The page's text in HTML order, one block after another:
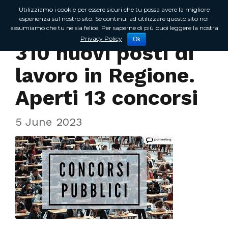
In Regione
310 nuovi posti di
lavoro in Regione.
Aperti 13 concorsi
5 June 2023
Utilizziamo i cookie per essere sicuri che tu possa avere la migliore
esperienza sul nostro sito. Se continui ad utilizzare questo sito noi
assumiamo che tu ne sia felice. Per saperne di più puoi leggere la nostra
Privacy Policy
Ok